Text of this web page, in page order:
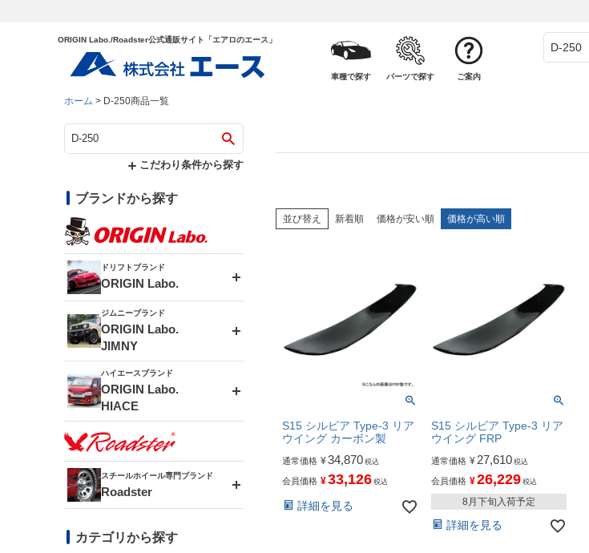
ORIGIN Labo./Roadster公式通販サイト「エアロのエース」
車種で探す パーツで探す ご案内
ホーム D-250商品一覧
こだわり条件から探す
ブランドから探す
ドリフトブランド
ORIGIN Labo.
エアロシリーズ
ドリフトライン
風神(180SX)
雷神(S15)
龍神(チェイサー)
フロントフェンダー
リアフェンダー
ブラッシュフェンダー
コンバットアイ
ジムニーブランド
ORIGIN Labo.
JIMNY
アルミホイール
MUD-ZEUS
アルミホイール
MUD-SR7
MUD-S7
ハイエースブランド
ORIGIN Labo.
HIACE
エアロシリーズ
LUX MODEL SP
LUX MODEL
オーバーフェンダー
リアウイング
スチールホイール専門ブランド
Roadster
DAYTONA-RS
カテゴリから探す
並び替え 新着順 価格が安い順 価格が高い順
S15 シルビア Type-3 リア
ウイング カーボン製
通常価格 ¥34,870 税込
会員価格 ¥33,126 税込
詳細を見る
S15 シルビア Type-3 リア
ウイング FRP
通常価格 ¥ 27,610 税込
会員価格 ¥26,229 税込
8月下旬入荷予定
詳細を見る